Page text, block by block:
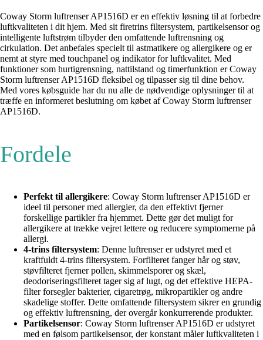
Coway Storm luftrenser AP1516D er en effektiv løsning til at forbedre
luftkvaliteten i dit hjem. Med sit firetrins filtersystem, partikelsensor og
intelligente luftstrøm tilbyder den omfattende luftrensning og
cirkulation. Det anbefales specielt til astmatikere og allergikere og er
nemt at styre med touchpanel og indikator for luftkvalitet. Med
funktioner som hurtigrensning, nattilstand og timerfunktion er Coway
Storm luftrenser AP1516D fleksibel og tilpasser sig til dine behov.
Med vores købsguide har du nu alle de nødvendige oplysninger til at
træffe en informeret beslutning om købet af Coway Storm luftrenser
AP1516D.
Fordele
Perfekt til allergikere: Coway Storm luftrenser AP1516D er
ideel til personer med allergier, da den effektivt fjerner
forskellige partikler fra hjemmet. Dette gør det muligt for
allergikere at trække vejret lettere og reducere symptomerne på
allergi.
4-trins filtersystem: Denne luftrenser er udstyret med et
kraftfuldt 4-trins filtersystem. Forfilteret fanger hår og støv,
støvfilteret fjerner pollen, skimmelsporer og skæl,
deodoriseringsfilteret tager sig af lugt, og det effektive HEPA-
filter forsegler bakterier, cigaretrøg, mikropartikler og andre
skadelige stoffer. Dette omfattende filtersystem sikrer en grundig
og effektiv luftrensning, der overgår konkurrerende produkter.
Partikelsensor: Coway Storm luftrenser AP1516D er udstyret
med en følsom partikelsensor, der konstant måler luftkvaliteten i